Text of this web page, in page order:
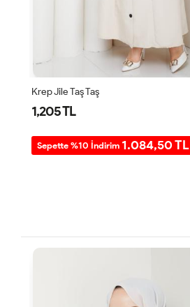
Krep Jile Taş Taş
1,205 TL
Sepette %10 İndirim 1.084,50 TL